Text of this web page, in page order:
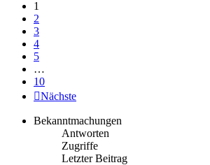
1
2
3
4
5
…
10
Nächste
Bekanntmachungen
Antworten
Zugriffe
Letzter Beitrag